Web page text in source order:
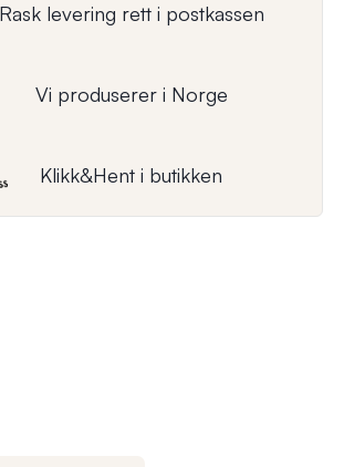
levering rett i postkassen
Vi produserer i Norge
Klikk&Hent i butikken